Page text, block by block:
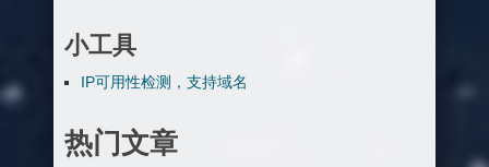
小工具
IP可用性检测，支持域名
热门文章